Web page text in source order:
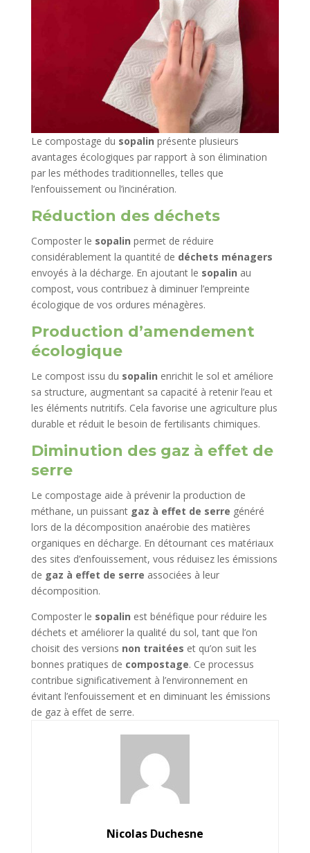
Le compostage du sopalin présente plusieurs
avantages écologiques par rapport à son élimination
par les méthodes traditionnelles, telles que
l’enfouissement ou l’incinération.
Réduction des déchets
Composter le sopalin permet de réduire
considérablement la quantité de déchets ménagers
envoyés à la décharge. En ajoutant le sopalin au
compost, vous contribuez à diminuer l’empreinte
écologique de vos ordures ménagères.
Production d’amendement
écologique
Le compost issu du sopalin enrichit le sol et améliore
sa structure, augmentant sa capacité à retenir l’eau et
les éléments nutritifs. Cela favorise une agriculture plus
durable et réduit le besoin de fertilisants chimiques.
Diminution des gaz à effet de
serre
Le compostage aide à prévenir la production de
méthane, un puissant gaz à effet de serre généré
lors de la décomposition anaérobie des matières
organiques en décharge. En détournant ces matériaux
des sites d’enfouissement, vous réduisez les émissions
de gaz à effet de serre associées à leur
décomposition.
Composter le sopalin est bénéfique pour réduire les
déchets et améliorer la qualité du sol, tant que l’on
choisit des versions non traitées et qu’on suit les
bonnes pratiques de compostage. Ce processus
contribue significativement à l’environnement en
évitant l’enfouissement et en diminuant les émissions
de gaz à effet de serre.
Nicolas Duchesne